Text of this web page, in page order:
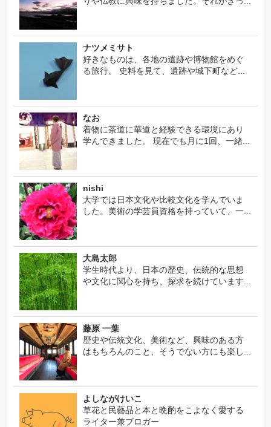
ナツメミサト
好きなものは、各地の遺跡や博物館をめぐ
る旅行。 史料を見て、遺跡や城下町など...
なお
着物に茶道に華道と経験できる環境にあり
学んできました。 現在でも月に1回、一緒...
nishi
大学では日本文化や比較文化を学んでいま
した。美術の学芸員資格を持っていて、一...
大島太郎
学生時代より、日本の歴史、伝統的な思想
や文化に関心を持ち、探求を続けています...
藤原 一葉
歴史や伝統文化、美術など、興味のある方
はもちろんのこと、そうでない方にも楽し...
よしながけいこ
草花と民藝品と本と晩酌をこよなく愛する
ライター兼ブロガー